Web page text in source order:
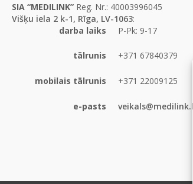
SIA “MEDILINK” Reg. Nr.: 40003996045
Višķu iela 2 k-1, Rīga, LV-1063:
darba laiks
P-Pk: 9-17
tālrunis +371 67840379
mobilais tālrunis +371 22009125
e-pasts veikals@medilink.lv